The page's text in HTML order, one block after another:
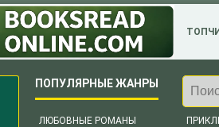
ЛЮБОВНЫЕ РОМАНЫ